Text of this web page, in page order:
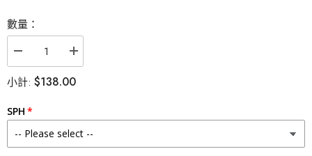
數量：
Olens
Brown
拋
增
Olens
拋
小計: $138.00
SPH